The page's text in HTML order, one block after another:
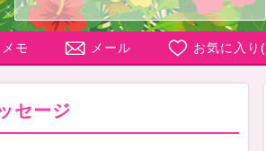
メモ メール お気に入り(
セージ